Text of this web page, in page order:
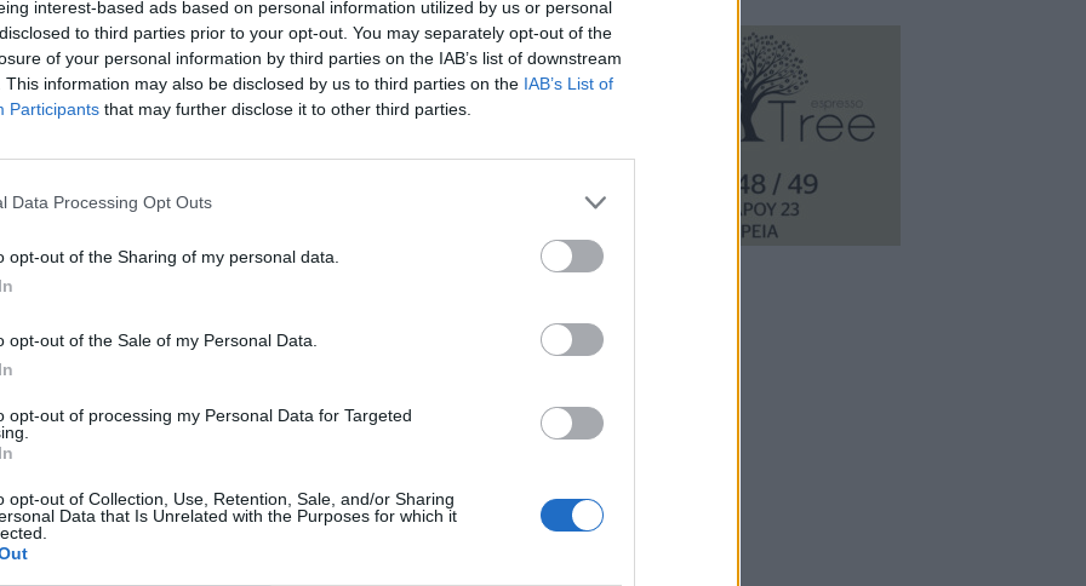
interest-based ads based on personal information utilized by us or personal
to third parties prior to your opt-out. You may separately opt-out of the
of your personal information by third parties on the IAB’s list of downstream
This information may also be disclosed by us to third parties on the IAB’s List of
Participants that may further disclose it to other third parties.
Data Processing Opt Outs
opt-out of the Sharing of my personal data.
opt-out of the Sale of my Personal Data.
opt-out of processing my Personal Data for Targeted
opt-out of Collection, Use, Retention, Sale, and/or Sharing
Data that Is Unrelated with the Purposes for which it
κατά την έναρξη της πανδημίας τον Μάρτιο του
ιού, τετραμελής οικογένεια από την Αθήνα
τον ηλικιωμένο πατέρα. Ωστόσο,
της κυκλοφορίας εν μέσω μια πρωτόγνωρης
στη φύση την αρχή της άνοιξης. Η ταινία
και απελευθέρωση, την έναρξη της
πόλη στην εξοχή, τη σχέση του ανθρώπου με τη
ιστορία και φιλοσοφία, τους οικογενειακούς
Διεύθυνση Φωτογραφίας: Alfonso de Munno
Αναστασοπούλου, Μουσική: Roberta D’Angelo.
Αργύρης Γκαγκάνης, Ελίτα Κουνάδη, Δάφνη
Παραγωγή: Αταλάντη Α.Ε. Η ταινία